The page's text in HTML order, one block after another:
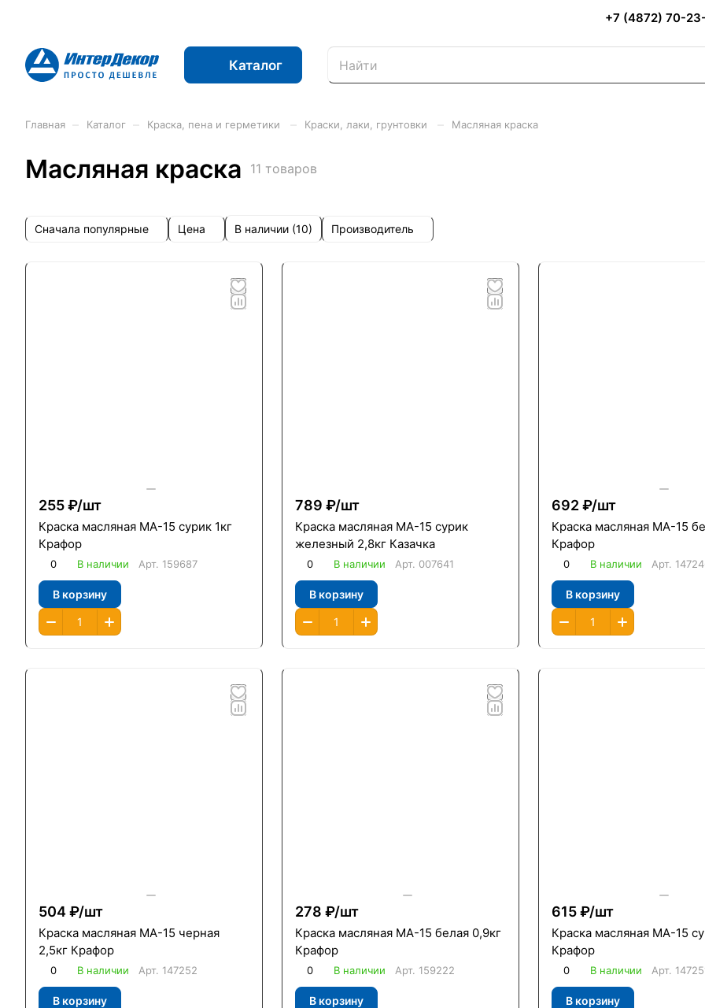
+7 (4872) 70-
Каталог
Главная Каталог Краска, пена и герметики Краски, лаки, грунтовки Масляная краска
Масляная краска 11 товаров
Сначала популярные Цена В наличии (10) Производитель
255 ₽/шт
Краска масляная МА-15 сурик 1кг
Крафор
0 В наличии Арт. 159687
В корзину
789 ₽/шт
Краска масляная МА-15 сурик
железный 2,8кг Казачка
0 В наличии Арт. 007641
В корзину
692 ₽/шт
Краска масляная МА-15
Крафор
0 В наличии Арт.
В корзину
504 ₽/шт
Краска масляная МА-15 черная
2,5кг Крафор
0 В наличии Арт. 147252
В корзину
278 ₽/шт
Краска масляная МА-15 белая 0,9кг
Крафор
0 В наличии Арт. 159222
В корзину
615 ₽/шт
Краска масляная МА-15
Крафор
0 В наличии Арт.
В корзину